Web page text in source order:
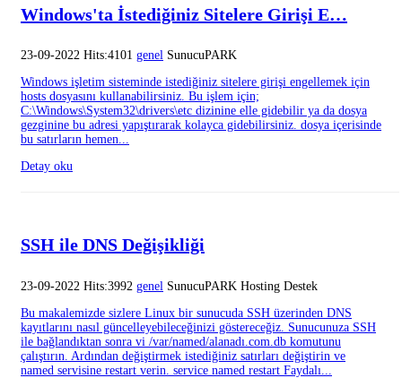
Windows'ta İstediğiniz Sitelere Girişi E…
23-09-2022 Hits:4101 genel SunucuPARK
Windows işletim sisteminde istediğiniz sitelere girişi engellemek için
hosts dosyasını kullanabilirsiniz. Bu işlem için;
C:\Windows\System32\drivers\etc dizinine elle gidebilir ya da dosya
gezginine bu adresi yapıştırarak kolayca gidebilirsiniz. dosya içerisinde
bu satırların hemen...
Detay oku
SSH ile DNS Değişikliği
23-09-2022 Hits:3992 genel SunucuPARK Hosting Destek
Bu makalemizde sizlere Linux bir sunucuda SSH üzerinden DNS
kayıtlarını nasıl güncelleyebileceğinizi göstereceğiz. Sunucunuza SSH
ile bağlandıktan sonra vi /var/named/alanadı.com.db komutunu
çalıştırın. Ardından değiştirmek istediğiniz satırları değiştirin ve
named servisine restart verin. service named restart Faydalı...